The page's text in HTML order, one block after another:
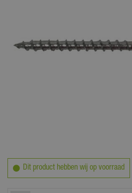
Dit product hebben wij op voorraad